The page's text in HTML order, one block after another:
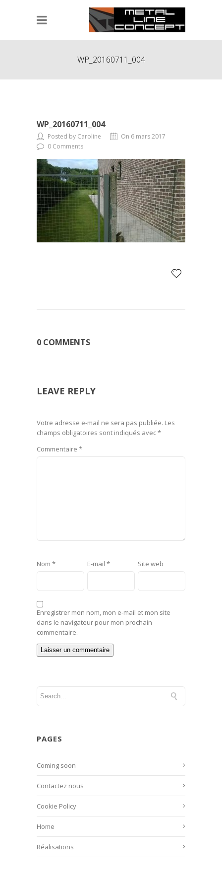
WP_20160711_004
WP_20160711_004
Posted by Caroline
On 6 mars 2017
0 Comments
0 COMMENTS
LEAVE REPLY
Votre adresse e-mail ne sera pas publiée. Les
champs obligatoires sont indiqués avec*
Commentaire *
Nom * E-mail * Site web
Enregistrer mon nom, mon e-mail et mon site
dans le navigateur pour mon prochain
commentaire.
PAGES
Coming soon
Contactez nous
Cookie Policy
Home
Réalisations